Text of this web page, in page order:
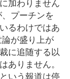
プーチンを
るわけではあ
が盛り上が
に追随する以
ありません。
いう報道は停